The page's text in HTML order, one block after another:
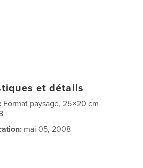
et détails
Format paysage, 25×20 cm
mai 05, 2008